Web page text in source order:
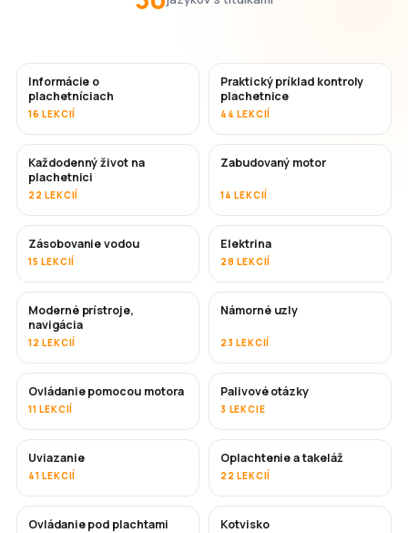
Informácie o
plachetníciach
16 LEKCIÍ
Praktický príklad kontroly
plachetnice
44 LEKCIÍ
Každodenný život na
plachetnici
22 LEKCIÍ
Zabudovaný motor
14 LEKCIÍ
Zásobovanie vodou
15 LEKCIÍ
Elektrina
28 LEKCIÍ
Moderné prístroje,
navigácia
12 LEKCIÍ
Námorné uzly
23 LEKCIÍ
Ovládanie pomocou motora
11 LEKCIÍ
Palivové otázky
3 LEKCIE
Uviazanie
41 LEKCIÍ
Oplachtenie a takeláž
22 LEKCIÍ
Ovládanie pod plachtami Kotvisko